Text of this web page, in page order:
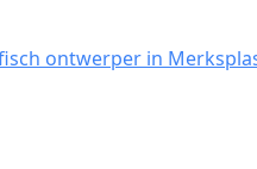
ontwerper in